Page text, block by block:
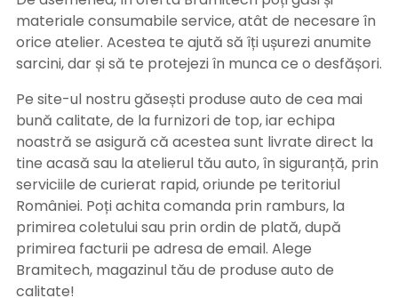
materiale consumabile service, atât de necesare în
orice atelier. Acestea te ajută să îți ușurezi anumite
sarcini, dar și să te protejezi în munca ce o desfășori.
Pe site-ul nostru găsești produse auto de cea mai
bună calitate, de la furnizori de top, iar echipa
noastră se asigură că acestea sunt livrate direct la
tine acasă sau la atelierul tău auto, în siguranță, prin
serviciile de curierat rapid, oriunde pe teritoriul
României. Poți achita comanda prin ramburs, la
primirea coletului sau prin ordin de plată, după
primirea facturii pe adresa de email. Alege
Bramitech, magazinul tău de produse auto de
calitate!